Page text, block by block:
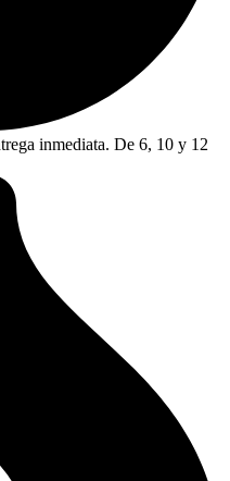
inmediata. De 6, 10 y 12